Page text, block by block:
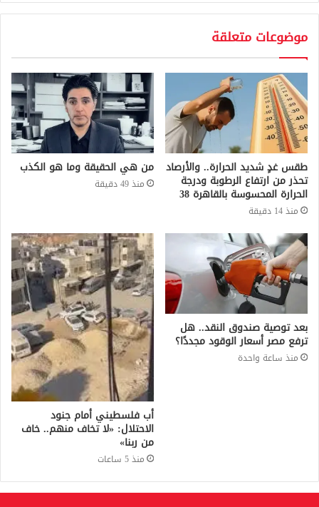
موضوعات متعلقة
طقس غدٍ شديد الحرارة.. والأرصاد
تحذر من ارتفاع الرطوبة ودرجة
الحرارة المحسوسة بالقاهرة 38
منذ 14 دقيقة
من هي الحقيقة وما هو الكذب
منذ 49 دقيقة
بعد توصية صندوق النقد.. هل
ترفع مصر أسعار الوقود مجددًا؟
منذ ساعة واحدة
أب فلسطيني أمام جنود
الاحتلال: «لا تخاف منهم.. خاف
من ربنا»
منذ 5 ساعات